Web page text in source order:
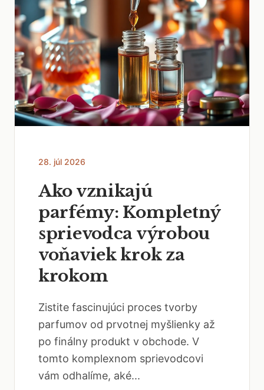
28. júl 2026
Ako vznikajú
parfémy: Kompletný
sprievodca výrobou
voňaviek krok za
krokom
Zistite fascinujúci proces tvorby
parfumov od prvotnej myšlienky až
po finálny produkt v obchode. V
tomto komplexnom sprievodcovi
vám odhalíme, aké...